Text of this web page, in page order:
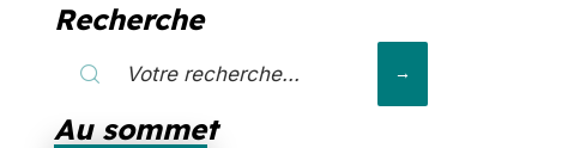
Recherche
Au sommet